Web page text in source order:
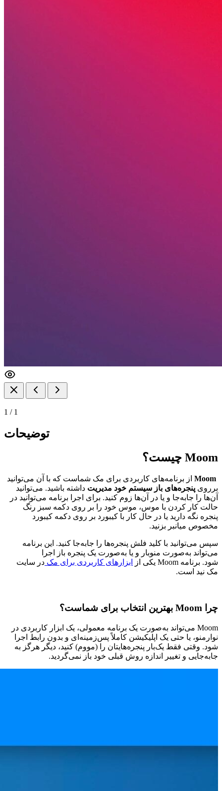
1 / 1
توضیحات
Moom چیست؟
Moom از برنامه‌های کاربردی برای مک شماست که با آن می‌توانید
برروی پنجره‌های باز سیستم خود مدیریت داشته باشید. می‌توانید
آن‌ها را جا‌به‌جا و یا در آن‌ها زوم کنید. برای اجرا برنامه می‌توانید در
حالت کار کردن با موس، موس خود را بر روی دکمه سبز رنگ
پنجره نگه دارید یا در حال کار با کیبورد بر روی دکمه کیبورد
مخصوص میانبر بزنید.
سپس می‌توانید با کلید فلش پنجره‌ها را جا‌به‌جا کنید. این برنامه
می‌تواند به‌صورت منوبار و یا به‌صورت یک پنجره باز اجرا
شود. برنامه Moom یکی از
ابزار‌های کاربردی برای مک در سایت
مک نید است.
چرا Moom بهترین انتخاب برای شماست؟
Moom می‌تواند به‌صورت یک برنامه معمولی، یک ابزار کاربردی در
نوارمنو، یا حتی یک اپلیکیشن کاملاً پس‌زمینه‌ای و بدون رابط اجرا
شود. وقتی فقط یک‌بار پنجره‌هایتان را (مووم) کنید، دیگر هرگز به
جابه‌جایی و تغییر اندازه روش قبلی خود باز نمی‌گردید.